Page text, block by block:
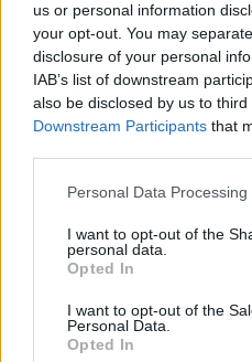
us or personal information
your opt-out. You may
disclosure of your personal
IAB’s list of downstream
also be disclosed by us to
Downstream Participants that
Personal Data
I want to opt-out of the
personal data.
Opted In
I want to opt-out of the
Personal Data.
Opted In
«Φυτεύοντας ένα
καλύτερο».
Συνεχίζουμε.